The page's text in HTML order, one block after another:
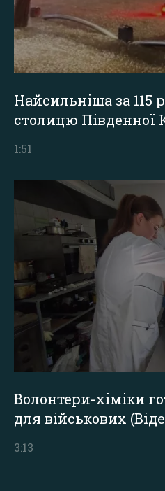
Найсильніша за 115
столицю Південної
1:51
Волонтери-хіміки
для військових
3:13